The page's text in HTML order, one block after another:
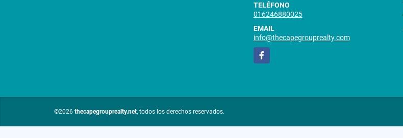
TELÉFONO
016246880025
EMAIL
info@thecapegrouprealty.com
Facebook
©2026 thecapegrouprealty.net, todos los derechos reservados.